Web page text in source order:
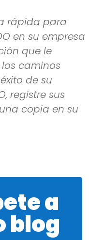
rápida para
en su empresa
que le
caminos
de su
registre sus
copia en su
a
blog